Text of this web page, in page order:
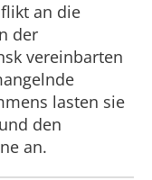
an die
der
vereinbarten
lasten sie
den
an.